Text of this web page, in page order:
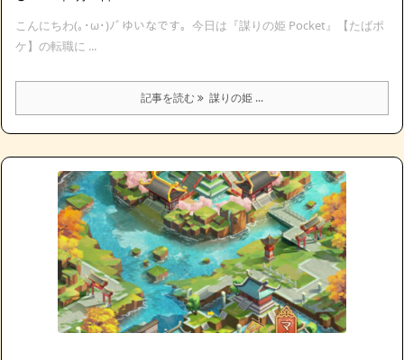
こんにちわ(｡･ω･)ﾉﾞゆいなです。今日は『謀りの姫 Pocket』【たばポ
ケ】の転職に ...
記事を読む 謀りの姫 ...